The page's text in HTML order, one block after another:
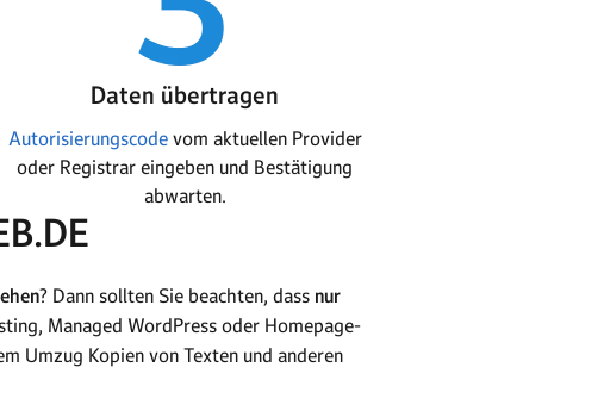
Daten übertragen
Autorisierungscode vom aktuellen Provider
oder Registrar eingeben und Bestätigung
abwarten.
? Dann sollten Sie beachten, dass nur
Managed WordPress oder Homepage-
Umzug Kopien von Texten und anderen